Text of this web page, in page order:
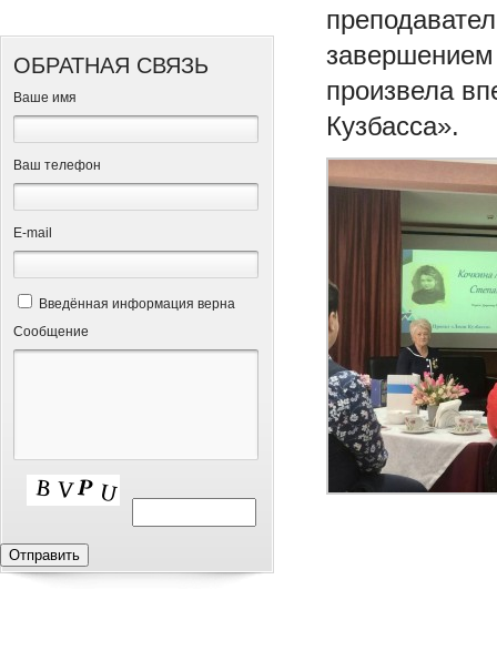
ОБРАТНАЯ СВЯЗЬ
Ваше имя
Ваш телефон
Е-mail
Введённая информация верна
Сообщение
завершением
произвела
Кузбасса».